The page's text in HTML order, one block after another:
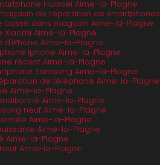
Huawei Aime-la-Plagne
de réparation de
cassé dans magasin Aime-la-Plagne
Xiaomi Aime-la-Plagne
Aime-la-Plagne
Iphone Aime-la-Plagne
récent Aime-la-Plagne
Samsung Aime-la-Plagne
de téléphone Aime-la-Plagne
Aime-la-Plagne
Aime-la-Plagne
neuf Aime-la-Plagne
Aime-la-Plagne
Aime-la-Plagne
Aime-la-Plagne
Aime-la-Plagne